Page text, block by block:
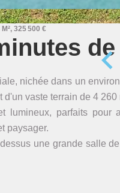
325 500 €
nichée dans un
vaste terrain de 4
parfaits
paysager.
une grande salle